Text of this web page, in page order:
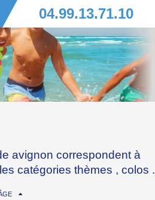
04.99.13.71.10
avignon correspondent à
catégories thèmes , colos .